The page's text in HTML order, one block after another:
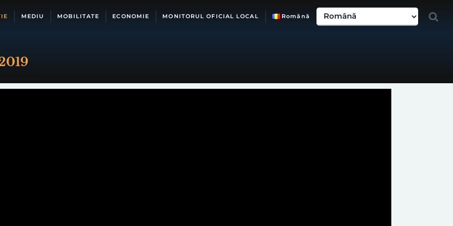
MEDIU MOBILITATE ECONOMIE MONITORUL OFICIAL LOCAL Română